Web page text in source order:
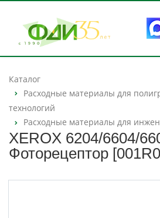
Каталог
Расходные материалы для
технологий
Расходные материалы для
XEROX 6204/6604/
Фоторецептор